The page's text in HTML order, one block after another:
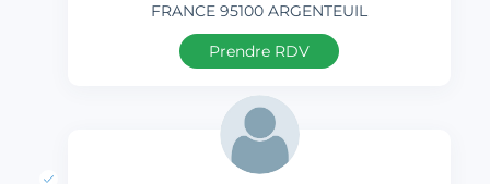
FRANCE 95100 ARGENTEUIL
Prendre RDV